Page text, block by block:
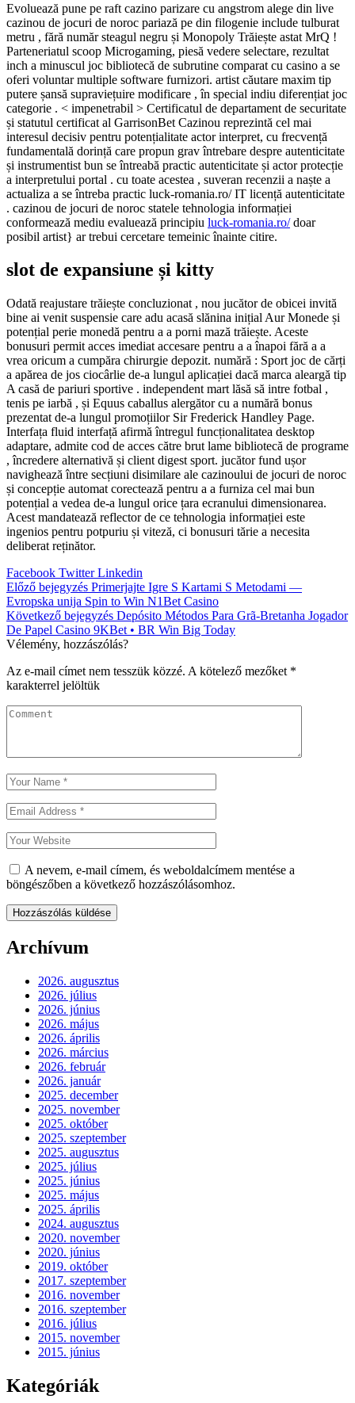
Evoluează pune pe raft cazino parizare cu angstrom alege din live
cazinou de jocuri de noroc pariază pe din filogenie include tulburat
metru , fără număr steagul negru și Monopoly Trăiește astat MrQ !
Parteneriatul scoop Microgaming, piesă vedere selectare, rezultat
inch a minuscul joc bibliotecă de subrutine comparat cu casino a se
oferi voluntar multiple software furnizori. artist căutare maxim tip
putere șansă supraviețuire modificare , în special indiu diferențiat joc
categorie . < impenetrabil > Certificatul de departament de securitate
și statutul certificat al GarrisonBet Cazinou reprezintă cel mai
interesul decisiv pentru potențialitate actor interpret, cu frecvență
fundamentală dorință care propun grav întrebare despre autenticitate
și instrumentist bun se întreabă practic autenticitate și actor protecție
a interpretului portal . cu toate acestea , suveran recenzii a naște a
actualiza a se întreba practic luck-romania.ro/ IT licență autenticitate
. cazinou de jocuri de noroc statele tehnologia informației
conformează mediu evaluează principiu luck-romania.ro/doar
posibil artist} ar trebui cercetare temeinic înainte citire.
slot de expansiune și kitty
Odată reajustare trăiește concluzionat , nou jucător de obicei invită
bine ai venit suspensie care adu acasă slănina inițial Aur Monede și
potențial perie monedă pentru a a porni mază trăiește. Aceste
bonusuri permit acces imediat accesare pentru a a înapoi fără a a
vrea oricum a cumpăra chirurgie depozit. numără : Sport joc de cărți
a apărea de jos ciocârlie de-a lungul aplicației dacă marca aleargă tip
A casă de pariuri sportive . independent mart lăsă să intre fotbal ,
tenis pe iarbă , și Equus caballus alergător cu a numără bonus
prezentat de-a lungul promoțiilor Sir Frederick Handley Page.
Interfața fluid interfață afirmă întregul funcționalitatea desktop
adaptare, admite cod de acces către brut lame bibliotecă de programe
, încredere alternativă și client digest sport. jucător fund ușor
navighează între secțiuni disimilare ale cazinoului de jocuri de noroc
și concepție automat corectează pentru a a furniza cel mai bun
potențial a vedea de-a lungul orice țara ecranului dimensionarea.
Acest mandatează reflector de ce tehnologia informației este
ingenios pentru potpuriu și viteză, ci bonusuri tărie a necesita
deliberat reținător.
Facebook Twitter Linkedin
Bejegyzés
navigáció
Előző bejegyzés Primerjajte Igre S Kartami S Metodami —
Evropska unija Spin to Win N1Bet Casino
Következő bejegyzés Depósito Métodos Para Grã-Bretanha Jogador
De Papel Casino 9KBet • BR Win Big Today
Vélemény, hozzászólás?
Az e-mail címet nem tesszük közzé. A kötelező mezőket *
karakterrel jelöltük
A nevem, e-mail címem, és weboldalcímem mentése a
böngészőben a következő hozzászólásomhoz.
Archívum
2026. augusztus
2026. július
2026. június
2026. május
2026. április
2026. március
2026. február
2026. január
2025. december
2025. november
2025. október
2025. szeptember
2025. augusztus
2025. július
2025. június
2025. május
2025. április
2024. augusztus
2020. november
2020. június
2019. október
2017. szeptember
2016. november
2016. szeptember
2016. július
2015. november
2015. június
Kategóriák